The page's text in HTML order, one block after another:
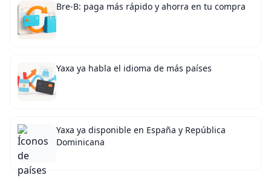
Bre-B: paga más rápido y ahorra en tu compra
Yaxa ya habla el idioma de más países
Yaxa ya disponible en España y República
Dominicana